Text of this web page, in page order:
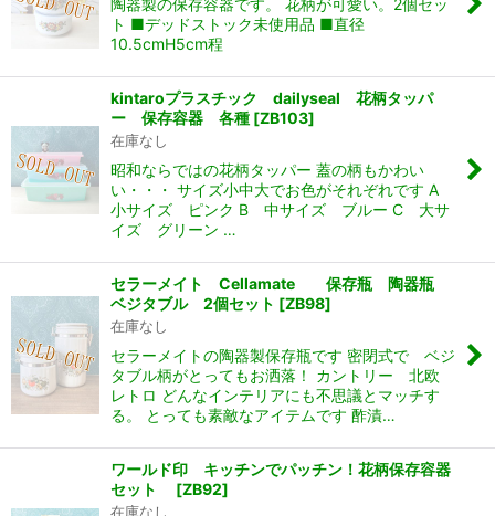
陶器製の保存容器です。 花柄が可愛い。2個セッ
ト ■デッドストック未使用品 ■直径
10.5cmH5cm程
kintaroプラスチック dailyseal 花柄タッパ
ー 保存容器 各種 [ZB103]
在庫なし
昭和ならではの花柄タッパー 蓋の柄もかわい
い・・・ サイズ小中大でお色がそれぞれです A
小サイズ ピンク B 中サイズ ブルー C 大サ
イズ グリーン …
セラーメイト Cellamate 保存瓶 陶器瓶
ベジタブル 2個セット [ZB98]
在庫なし
セラーメイトの陶器製保存瓶です 密閉式で ベジ
タブル柄がとってもお洒落！ カントリー 北欧
レトロ どんなインテリアにも不思議とマッチす
る。 とっても素敵なアイテムです 酢漬…
ワールド印 キッチンでパッチン！花柄保存容器
セット
[ZB92]
在庫なし